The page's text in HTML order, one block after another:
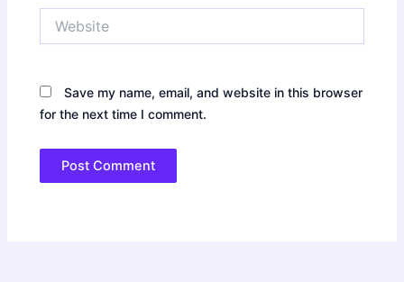
Save my name, email, and website in this browser
for the next time I comment.